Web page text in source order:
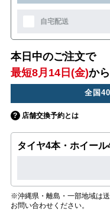
自宅配送
本日中のご注文で
最短8月14日(金)か
全国
店舗交換予約とは
タイヤ4本・ホイー
※沖縄県・離島・一部地域は
お問い合わせください。